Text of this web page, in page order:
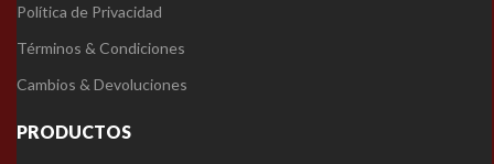
Política de Privacidad
Términos & Condiciones
Cambios & Devoluciones
PRODUCTOS